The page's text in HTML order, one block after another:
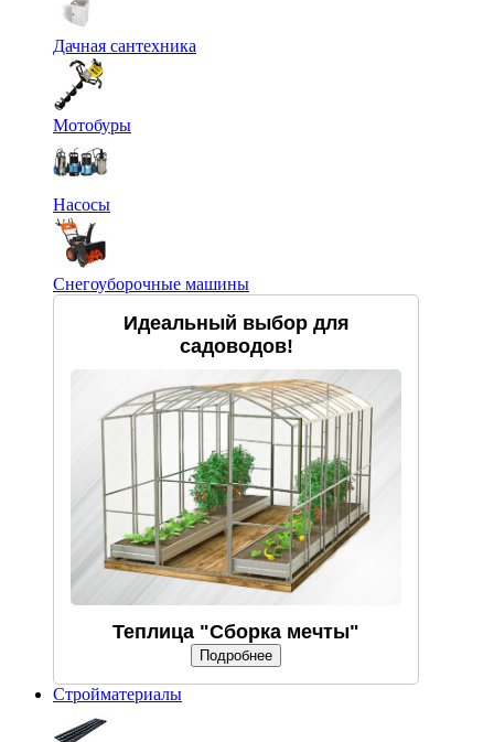
Дачная сантехника
Мотобуры
Насосы
Снегоуборочные машины
Идеальный выбор для
садоводов!
Теплица "Сборка мечты"
Подробнее
Стройматериалы